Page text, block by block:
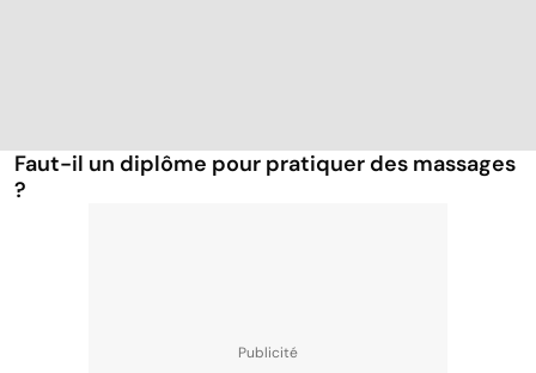
Faut-il un diplôme pour pratiquer des massages
?